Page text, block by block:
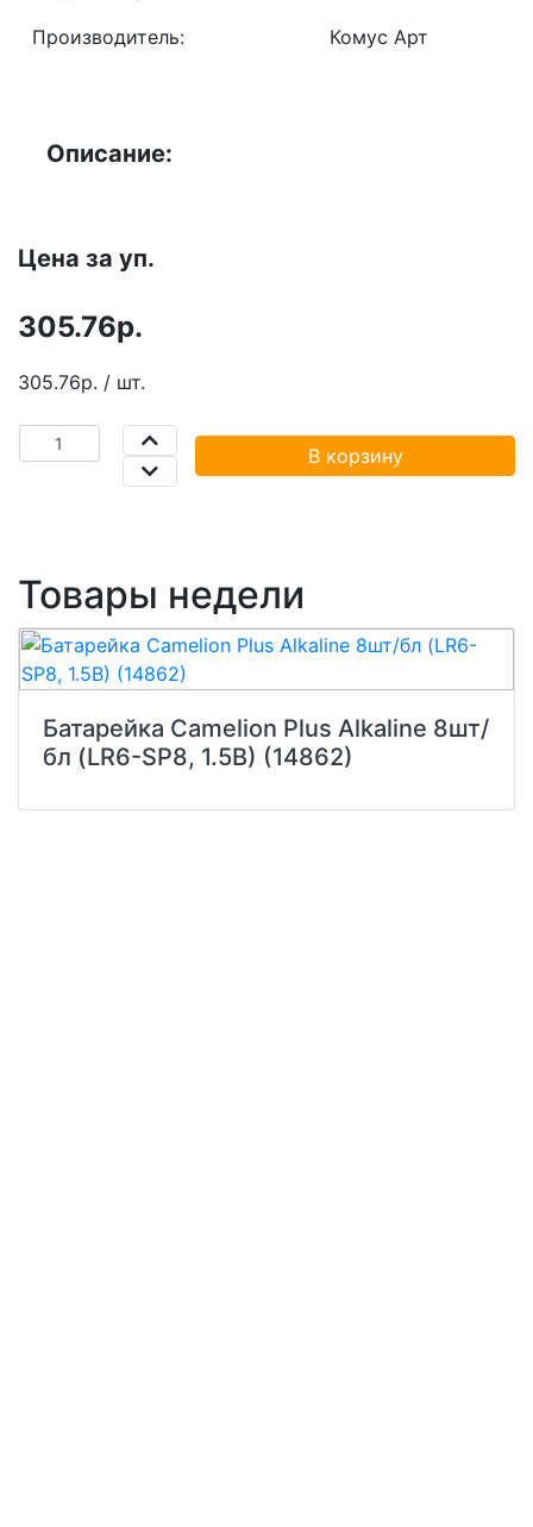
Производитель: Комус Арт
Описание:
Цена за уп.
305.76р.
305.76р. / шт.
В корзину
Товары недели
Батарейка Camelion Plus Alkaline 8шт/
бл (LR6-SP8, 1.5В) (14862)